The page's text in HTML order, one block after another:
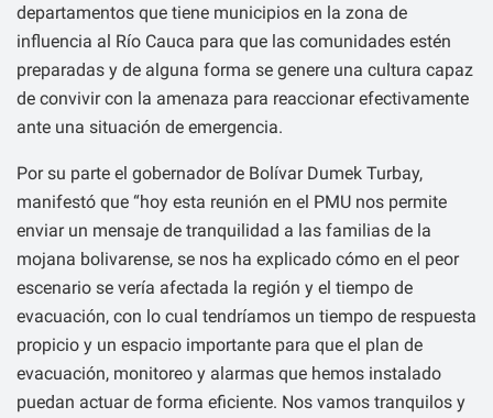
departamentos que tiene municipios en la zona de
influencia al Río Cauca para que las comunidades estén
preparadas y de alguna forma se genere una cultura capaz
de convivir con la amenaza para reaccionar efectivamente
ante una situación de emergencia.
Por su parte el gobernador de Bolívar Dumek Turbay,
manifestó que “hoy esta reunión en el PMU nos permite
enviar un mensaje de tranquilidad a las familias de la
mojana bolivarense, se nos ha explicado cómo en el peor
escenario se vería afectada la región y el tiempo de
evacuación, con lo cual tendríamos un tiempo de respuesta
propicio y un espacio importante para que el plan de
evacuación, monitoreo y alarmas que hemos instalado
puedan actuar de forma eficiente. Nos vamos tranquilos y